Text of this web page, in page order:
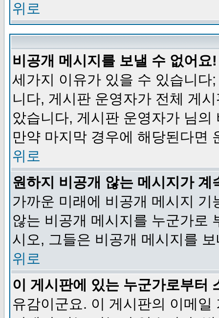
위로
비공개 메시지를 보낼 수 없어요!
세가지 이유가 있을 수 있습니
니다, 게시판 운영자가 전체 게
았습니다, 게시판 운영자가 님
만약 마지막 경우에 해당된다면
위로
원하지 비공개 않는 메시지가 계
가까운 미래에 비공개 메시지
않는 비공개 메시지를 누군가로
시오, 그들은 비공개 메시지를
위로
이 게시판에 있는 누군가로부터
유감이군요. 이 게시판의 이메